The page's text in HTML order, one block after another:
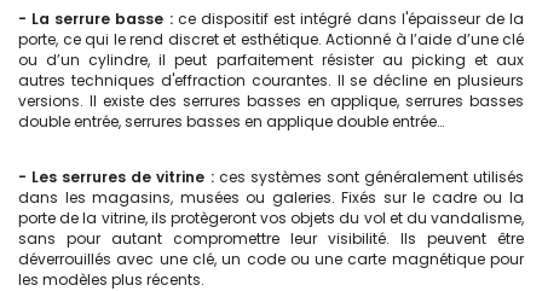
- La serrure basse :ce dispositif est intégré dans l'épaisseur de la
porte, ce qui le rend discret et esthétique. Actionné à l’aide d’une clé
ou d’un cylindre, il peut parfaitement résister au picking et aux
autres techniques d'effraction courantes. Il se décline en plusieurs
versions. Il existe des serrures basses en applique, serrures basses
double entrée, serrures basses en applique double entrée…
- Les serrures de vitrine :ces systèmes sont généralement utilisés
dans les magasins, musées ou galeries. Fixés sur le cadre ou la
porte de la vitrine, ils protègeront vos objets du vol et du vandalisme,
sans pour autant compromettre leur visibilité. Ils peuvent être
déverrouillés avec une clé, un code ou une carte magnétique pour
les modèles plus récents.